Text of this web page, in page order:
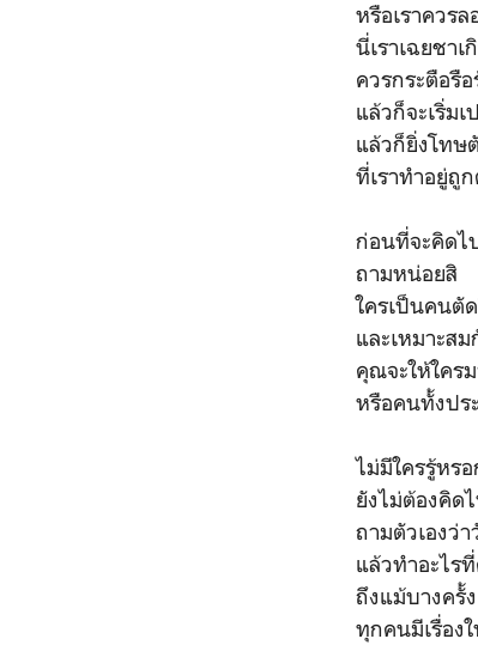
หรือเราควรล
นี่เราเฉยชาเ
ควรกระตือรื
แล้วก็จะเริ่ม
แล้วก็ยิ่งโทษ
ที่เราทำอยู่ถู
ก่อนที่จะคิดไ
ถามหน่อยสิ
ใครเป็นคนตั
และเหมาะส
คุณจะให้ใคร
หรือคนทั้งปร
ไม่มีใครรู้หร
ยังไม่ต้องคิด
ถามตัวเองว่
แล้วทำอะไร
ถึงแม้บางครั้
ทุกคนมีเรื่อง